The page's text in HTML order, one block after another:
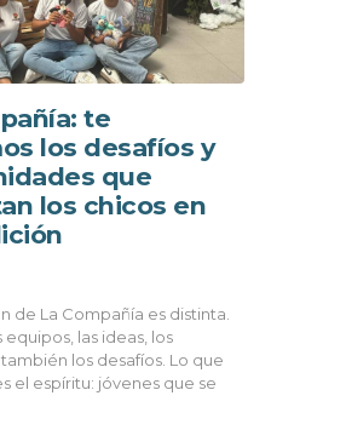
te
los desafíos y
que
los chicos en
de La Compañía es distinta.
equipos, las ideas, los
los desafíos. Lo que
el espíritu: jóvenes que se